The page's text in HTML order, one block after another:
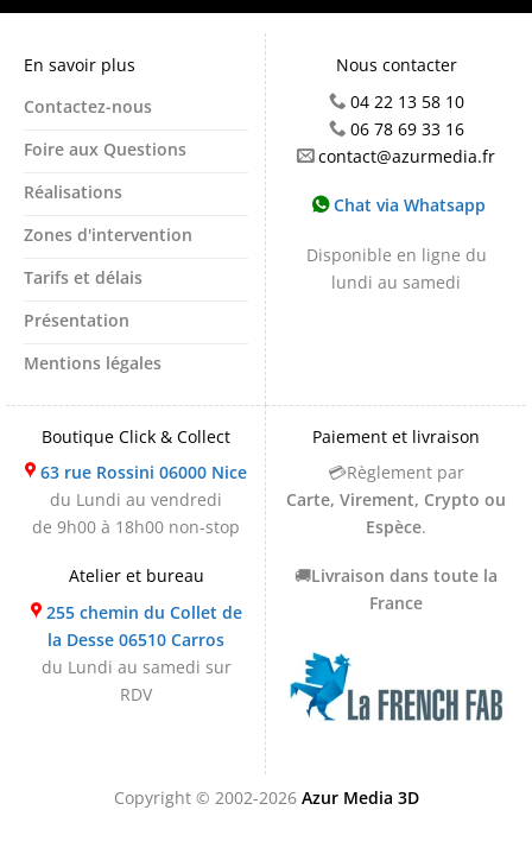
En savoir plus
Contactez-nous
Foire aux Questions
Réalisations
Zones d'intervention
Tarifs et délais
Présentation
Mentions légales
Nous contacter
04 22 13 58 10
06 78 69 33 16
contact@azurmedia.fr
Chat via Whatsapp
Disponible en ligne du
lundi au samedi
Boutique Click & Collect
63 rue Rossini 06000 Nice
du Lundi au vendredi
de 9h00 à 18h00 non-stop
Atelier et bureau
255 chemin du Collet de
la Desse 06510 Carros
du Lundi au samedi sur
RDV
Paiement et livraison
💳Règlement par
Carte, Virement, Crypto ou
Espèce.
🚚Livraison dans toute la
France
Copyright © 2002-2026 Azur Media 3D